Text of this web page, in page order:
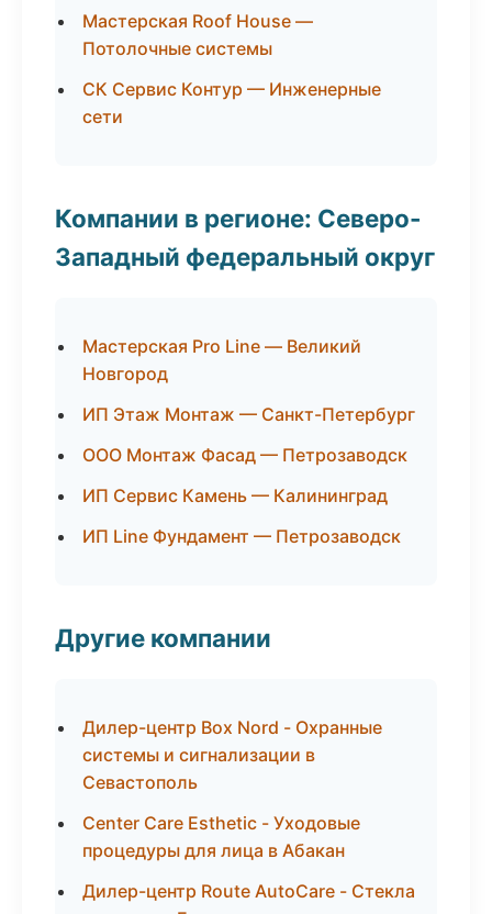
Мастерская Roof House —
Потолочные системы
СК Сервис Контур — Инженерные
сети
Компании в регионе: Северо-
Западный федеральный округ
Мастерская Pro Line — Великий
Новгород
ИП Этаж Монтаж — Санкт-Петербург
ООО Монтаж Фасад — Петрозаводск
ИП Сервис Камень — Калининград
ИП Line Фундамент — Петрозаводск
Другие компании
Дилер-центр Box Nord - Охранные
системы и сигнализации в
Севастополь
Center Care Esthetic - Уходовые
процедуры для лица в Абакан
Дилер-центр Route AutoCare - Стекла